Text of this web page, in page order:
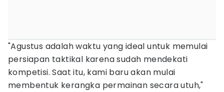
"Agustus adalah waktu yang ideal untuk memulai
persiapan taktikal karena sudah mendekati
kompetisi. Saat itu, kami baru akan mulai
membentuk kerangka permainan secara utuh,"